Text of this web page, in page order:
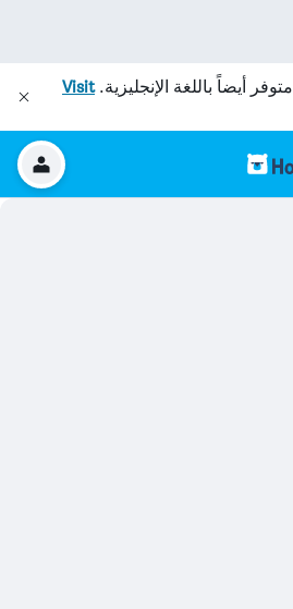
متوفر أيضاً باللغة الإنجليزية.Visit